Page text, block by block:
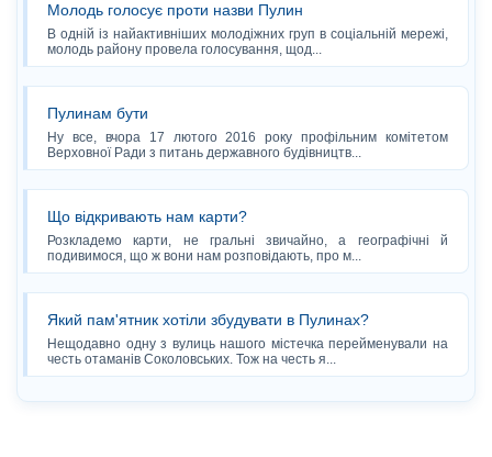
Молодь голосує проти назви Пулин
В одній із найактивніших молодіжних груп в соціальній мережі,
молодь району провела голосування, щод...
Пулинам бути
Ну все, вчора 17 лютого 2016 року профільним комітетом
Верховної Ради з питань державного будівництв...
Що відкривають нам карти?
Розкладемо карти, не гральні звичайно, а географічні й
подивимося, що ж вони нам розповідають, про м...
Який пам'ятник хотіли збудувати в Пулинах?
Нещодавно одну з вулиць нашого містечка перейменували на
честь отаманів Соколовських. Тож на честь я...